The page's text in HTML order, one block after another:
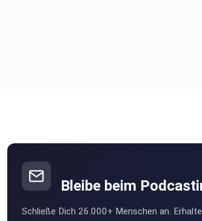
Bleibe beim
Schließe Dich 26.000+ Menschen an.